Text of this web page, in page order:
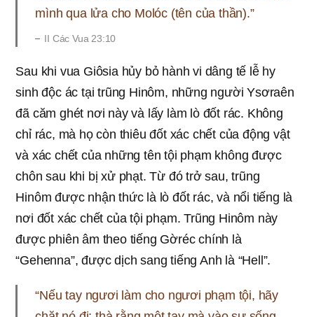
mình qua lửa cho Molóc (tên của thần).”
II Các Vua 23:10
Sau khi vua Giôsia hủy bỏ hành vi dâng tế lễ hy
sinh độc ác tại trũng Hinôm, những người Ysơraên
đã căm ghét nơi này và lấy làm lò đốt rác. Không
chỉ rác, mà họ còn thiêu đốt xác chết của động vật
và xác chết của những tên tội phạm không được
chôn sau khi bị xử phạt. Từ đó trở sau, trũng
Hinôm được nhận thức là lò đốt rác, và nổi tiếng là
nơi đốt xác chết của tội phạm. Trũng Hinôm này
được phiên âm theo tiếng Gờréc chính là
“Gehenna”, được dịch sang tiếng Anh là “Hell”.
“Nếu tay ngươi làm cho ngươi phạm tội, hãy